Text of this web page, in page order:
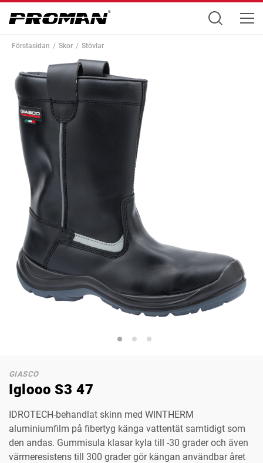
Förstasidan Skor Stövlar
GIASCO
Iglooo S3 47
IDROTECH-behandlat skinn med WINTHERM
aluminiumfilm på fibertyg känga vattentät samtidigt som
den andas. Gummisula klasar kyla till -30 grader och även
värmeresistens till 300 grader gör kängan användbar året